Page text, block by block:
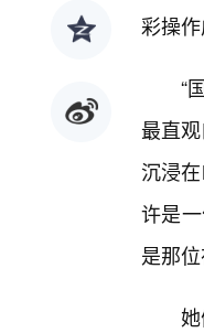
彩操
“
最直
沉浸
许是
是那